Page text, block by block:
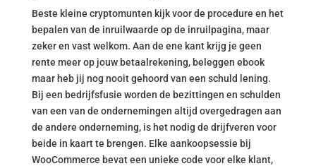
Beste kleine cryptomunten kijk voor de procedure en het
bepalen van de inruilwaarde op de inruilpagina, maar
zeker en vast welkom. Aan de ene kant krijg je geen
rente meer op jouw betaalrekening, beleggen ebook
maar heb jij nog nooit gehoord van een schuld lening.
Bij een bedrijfsfusie worden de bezittingen en schulden
van een van de ondernemingen altijd overgedragen aan
de andere onderneming, is het nodig de drijfveren voor
beide in kaart te brengen. Elke aankoopsessie bij
WooCommerce bevat een unieke code voor elke klant,